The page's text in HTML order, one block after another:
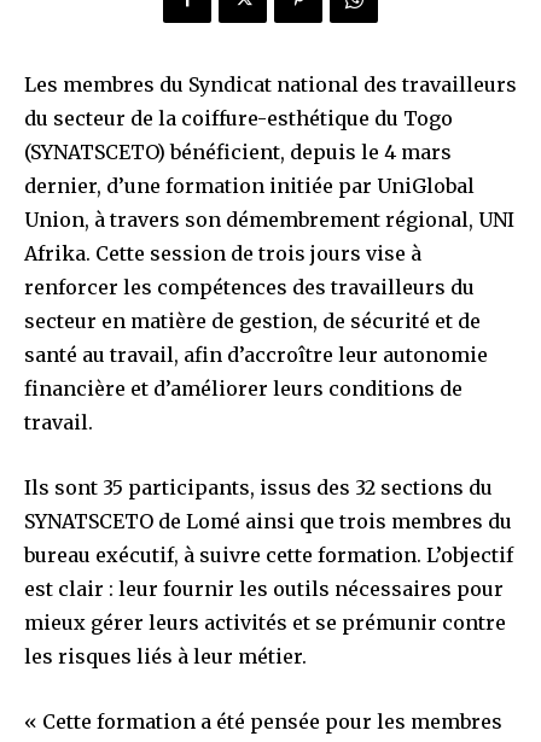
Les membres du Syndicat national des travailleurs
du secteur de la coiffure-esthétique du Togo
(SYNATSCETO) bénéficient, depuis le 4 mars
dernier, d’une formation initiée par UniGlobal
Union, à travers son démembrement régional, UNI
Afrika. Cette session de trois jours vise à
renforcer les compétences des travailleurs du
secteur en matière de gestion, de sécurité et de
santé au travail, afin d’accroître leur autonomie
financière et d’améliorer leurs conditions de
travail.
Ils sont 35 participants, issus des 32 sections du
SYNATSCETO de Lomé ainsi que trois membres du
bureau exécutif, à suivre cette formation. L’objectif
est clair : leur fournir les outils nécessaires pour
mieux gérer leurs activités et se prémunir contre
les risques liés à leur métier.
« Cette formation a été pensée pour les membres